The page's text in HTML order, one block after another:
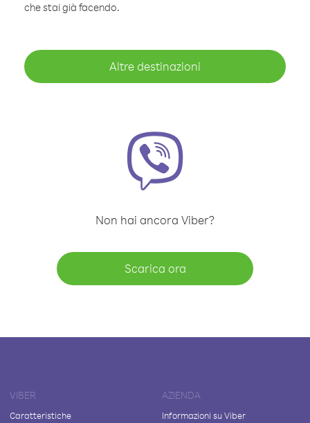
che stai già facendo.
Altre destinazioni
Non hai ancora Viber?
Scarica ora
VIBER
Caratteristiche
AZIENDA
Informazioni su Viber